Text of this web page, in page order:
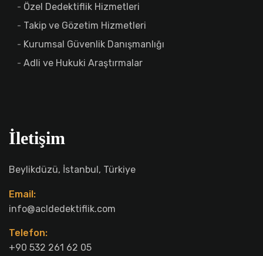
Özel Dedektiflik Hizmetleri
Takip ve Gözetim Hizmetleri
Kurumsal Güvenlik Danışmanlığı
Adli ve Hukuki Araştırmalar
İletişim
Beylikdüzü, İstanbul, Türkiye
Email:
info@acldedektiflik.com
Telefon:
+90 532 261 62 05